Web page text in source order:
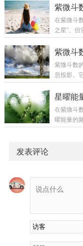
系影响：
器”。田宅
和财帛宫
在质量、
示：1. 吉
易拥有宽
在紫微斗
之星”。
性，会发
孤辰、寡
为，命带
这种解读
的核心特
辰者，往
紫微斗数
息投影。
通多维空
关系：一
星本体的
法则。太
律。杀破
在紫微斗
曜能量的
斗数玄学
法：练习
精密制造...
发表评论